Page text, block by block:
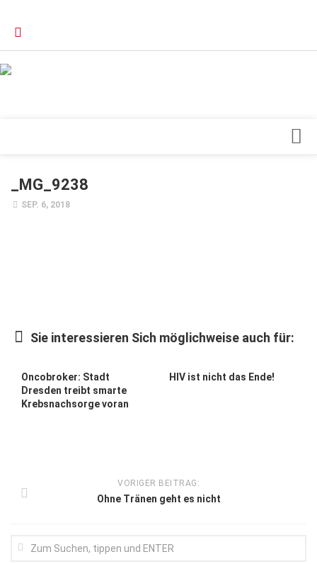
Forschung
Forum Gesundheit
Allgemein
_MG_9238
SEP. 6, 2018
Sie interessieren Sich möglichweise auch für:
Oncobroker: Stadt
Dresden treibt smarte
Krebsnachsorge voran
HIV ist nicht das Ende!
VORIGER BEITRAG:
Ohne Tränen geht es nicht